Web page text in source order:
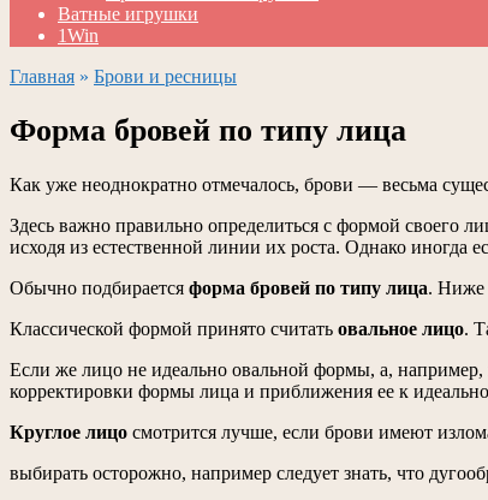
Ватные игрушки
1Win
Главная » Брови и ресницы
Форма бровей по типу лица
Как уже неоднократно отмечалось, брови — весьма
Здесь важно правильно определиться с формой своего
исходя из естественной линии их роста. Однако иногда
Обычно подбирается форма бровей по типу лица. Ниже
Классической формой принято считать овальное лицо.
Если же лицо не идеально овальной формы, а, например,
корректировки формы лица и приближения ее к
Круглое лицо смотрится лучше, если брови имеют
выбирать осторожно, например следует знать, что